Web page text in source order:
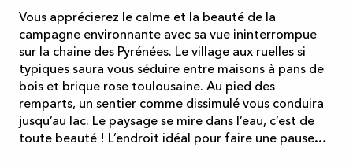
Vous apprécierez le calme et la beauté de la
campagne environnante avec sa vue ininterrompue
sur la chaine des Pyrénées. Le village aux ruelles si
typiques saura vous séduire entre maisons à pans de
bois et brique rose toulousaine. Au pied des
remparts, un sentier comme dissimulé vous conduira
jusqu’au lac. Le paysage se mire dans l’eau, c’est de
toute beauté ! L’endroit idéal pour faire une pause…